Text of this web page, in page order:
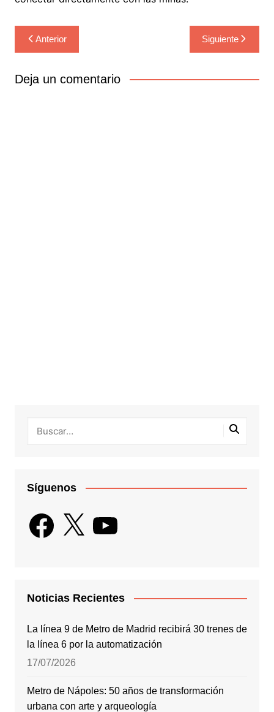
Navegación
de
entradas
Anterior Siguiente
Deja un comentario
Síguenos
Facebook
X YouTube
Noticias Recientes
La línea 9 de Metro de Madrid recibirá 30 trenes de
la línea 6 por la automatización
17/07/2026
Metro de Nápoles: 50 años de transformación
urbana con arte y arqueología